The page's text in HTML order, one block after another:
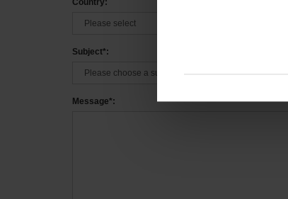
Country:
Subject*:
Message*: